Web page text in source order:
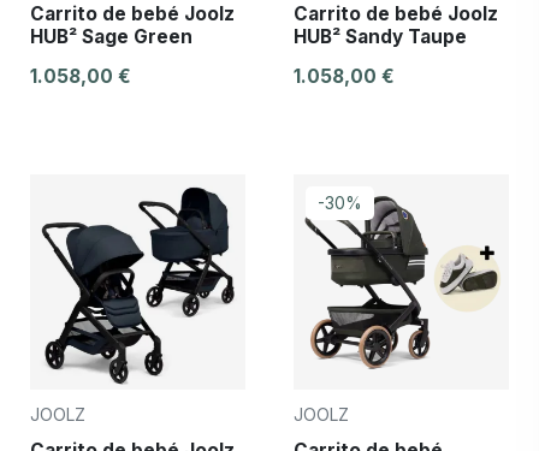
Carrito de bebé Joolz
HUB² Sage Green
1.058,00 €
Carrito de bebé Joolz
HUB² Sandy Taupe
1.058,00 €
JOOLZ
-30%
JOOLZ